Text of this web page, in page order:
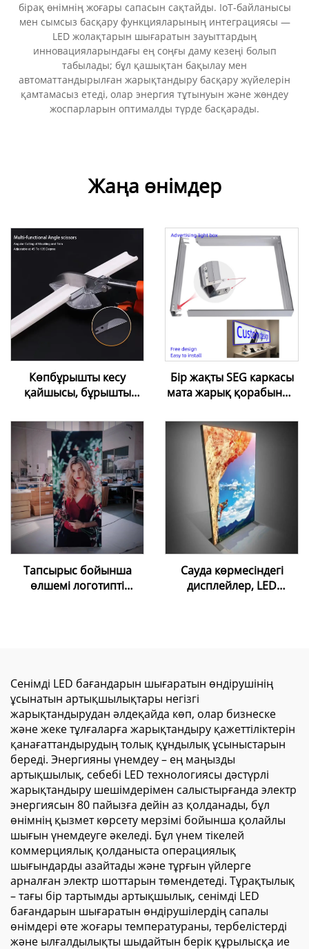
бірақ өнімнің жоғары сапасын сақтайды. IoT-байланысы
мен сымсыз басқару функцияларының интеграциясы —
LED жолақтарын шығаратын зауыттардың
инновацияларындағы ең соңғы даму кезеңі болып
табылады; бұл қашықтан бақылау мен
автоматтандырылған жарықтандыру басқару жүйелерін
қамтамасыз етеді, олар энергия тұтынуын және жөндеу
жоспарларын оптималды түрде басқарады.
Жаңа өнімдер
Көпбұрышты кесу
қайшысы, бұрышты
митерлық кабельдік
қайшы (созылатын
таван жасау үшін)
Бір жақты SEG каркасы
мата жарық қорабының
жарнамалық жарық
қораптары сауда
орталықтары үшін
Тапсырыс бойынша
өлшемі логотипті
артқы планы Led артқы
жарықтандырылатын
Seg жарық шамы
қорапшасы
Сауда көрмесіндегі
дисплейлер, LED
шамдық тақта
Сенімді LED бағандарын шығаратын өндірушінің
ұсынатын артықшылықтары негізгі
жарықтандырудан әлдеқайда көп, олар бизнеске
және жеке тұлғаларға жарықтандыру қажеттіліктерін
қанағаттандырудың толық құндылық ұсыныстарын
береді. Энергияны үнемдеу – ең маңызды
артықшылық, себебі LED технологиясы дәстүрлі
жарықтандыру шешімдерімен салыстырғанда электр
энергиясын 80 пайызға дейін аз қолданады, бұл
өнімнің қызмет көрсету мерзімі бойынша қолайлы
шығын үнемдеуге әкеледі. Бұл үнем тікелей
коммерциялық қолданыста операциялық
шығындарды азайтады және тұрғын үйлерге
арналған электр шоттарын төмендетеді. Тұрақтылық
– тағы бір тартымды артықшылық, сенімді LED
бағандарын шығаратын өндірушілердің сапалы
өнімдері өте жоғары температураны, тербелістерді
және ылғалдылықты шыдайтын берік құрылысқа ие